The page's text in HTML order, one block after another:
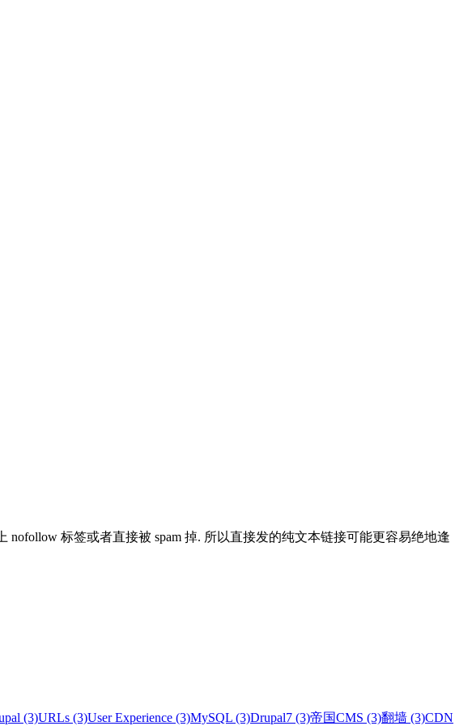
标签或者直接被 spam 掉. 所以直接发的纯文本链接可能更容易绝地逢
(3)URLs (3)User Experience (3)MySQL (3)Drupal7 (3)帝国CMS (3)翻墙 (3)CDN